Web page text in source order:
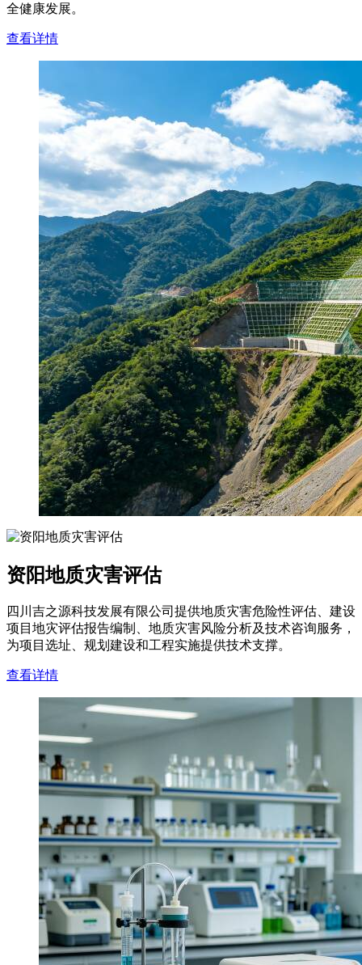
全健康发展。
查看详情
资阳地质灾害评估
四川吉之源科技发展有限公司提供地质灾害危险性评估、建设
项目地灾评估报告编制、地质灾害风险分析及技术咨询服务，
为项目选址、规划建设和工程实施提供技术支撑。
查看详情